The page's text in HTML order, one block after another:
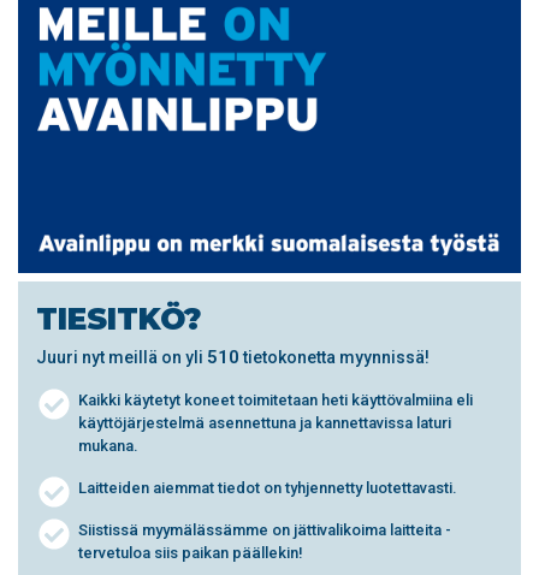
TIESITKÖ?
Juuri nyt meillä on yli 510tietokonetta myynnissä!
Kaikki käytetyt koneet toimitetaan heti käyttövalmiina eli
käyttöjärjestelmä asennettuna ja kannettavissa laturi
mukana.
Laitteiden aiemmat tiedot on tyhjennetty luotettavasti.
Siistissä myymälässämme on jättivalikoima laitteita -
tervetuloa siis paikan päällekin!